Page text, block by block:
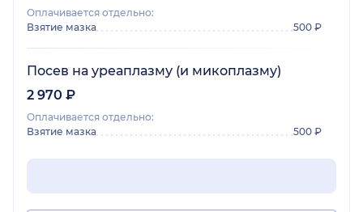
Оплачивается отдельно:
Взятие мазка
500 ₽
Посев на уреаплазму (и микоплазму)
2 970 ₽
Оплачивается отдельно:
Взятие мазка
500 ₽